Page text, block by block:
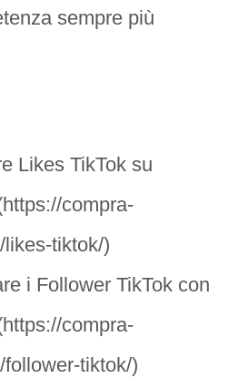
sempre più
Likes TikTok su
compra-
tiktok/)
i Follower TikTok con
compra-
tiktok/)